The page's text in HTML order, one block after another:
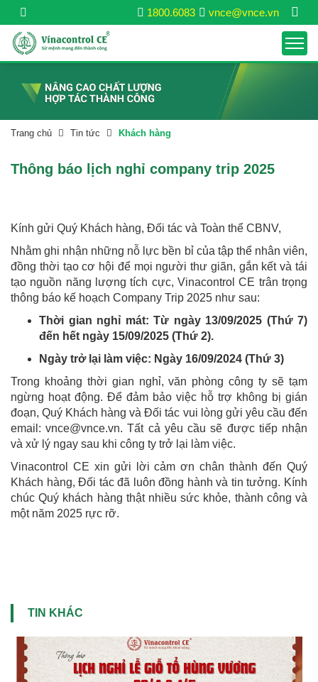
vnce@vnce.vn
1800.6083
Trang chủ Tin tức Khách hàng
Thông báo lịch nghỉ company trip 2025
Kính gửi Quý Khách hàng, Đối tác và Toàn thể CBNV,
Nhằm ghi nhận những nỗ lực bền bỉ của tập thể nhân viên,
đồng thời tạo cơ hội để mọi người thư giãn, gắn kết và tái
tạo nguồn năng lượng tích cực, Vinacontrol CE trân trọng
thông báo kế hoạch Company Trip 2025 như sau:
Thời gian nghỉ mát: Từ ngày 13/09/2025 (Thứ 7)
đến hết ngày 15/09/2025 (Thứ 2).
Ngày trở lại làm việc: Ngày 16/09/2024 (Thứ 3)
Trong khoảng thời gian nghỉ, văn phòng công ty sẽ tạm
ngừng hoạt động. Để đảm bảo việc hỗ trợ không bị gián
đoạn, Quý Khách hàng và Đối tác vui lòng gửi yêu cầu đến
email: vnce@vnce.vn. Tất cả yêu cầu sẽ được tiếp nhận
và xử lý ngay sau khi công ty trở lại làm việc.
Vinacontrol CE xin gửi lời cảm ơn chân thành đến Quý
Khách hàng, Đối tác đã luôn đồng hành và tin tưởng. Kính
chúc Quý khách hàng thật nhiều sức khỏe, thành công và
một năm 2025 rực rỡ.
TIN KHÁC